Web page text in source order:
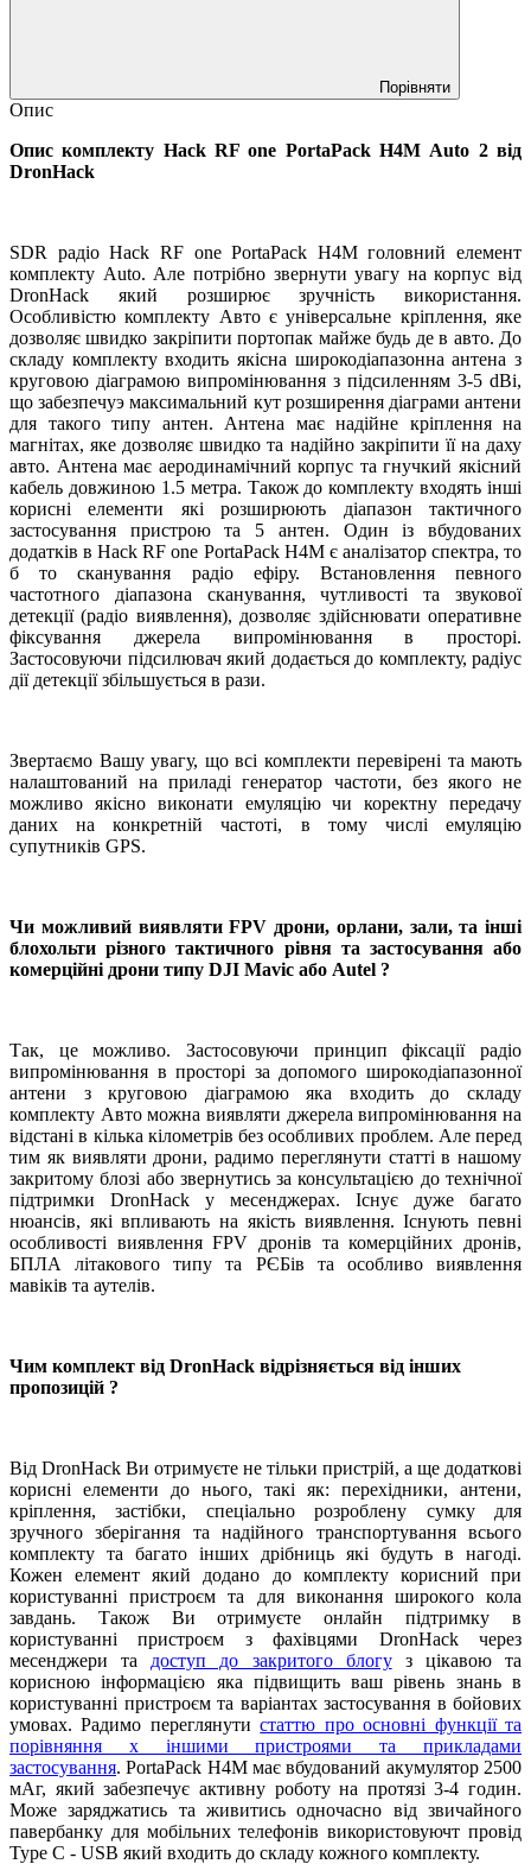
Порівняти
Опис
Опис комплекту Hack RF one PortaPack H4M Auto 2 від
DronHack
SDR радіо Hack RF one PortaPack H4М головний елемент
комплекту Auto. Але потрібно звернути увагу на корпус від
DronHack
який розширює зручність використання.
Особливістю комплекту Авто є універсальне кріплення, яке
дозволяє швидко закріпити портопак майже будь де в авто. До
складу комплекту входить якісна широкодіапазонна антена з
круговою діаграмою випромінювання з підсиленням 3-5 dBi,
що забезпечуэ максимальний кут розширення діаграми антени
для такого типу антен. Антена має надійне кріплення на
магнітах, яке дозволяє швидко та надійно закріпити її на даху
авто. Антена має аеродинамічний корпус та гнучкий якісний
кабель довжиною 1.5 метра. Також до комплекту входять інші
корисні елементи які розширюють діапазон тактичного
застосування пристрою та 5 антен. Один із вбудованих
додатків в Hack RF one PortaPack H4М є аналізатор спектра, то
б то сканування радіо ефіру. Встановлення певного
частотного діапазона сканування, чутливості та звукової
детекції (радіо виявлення), дозволяє здійснювати оперативне
фіксування джерела випромінювання в просторі.
Застосовуючи підсилювач який додається до комплекту, радіус
дії детекції збільшується в рази.
Звертаємо Вашу увагу, що всі комплекти перевірені та мають
налаштований на приладі генератор частоти, без якого не
можливо якісно виконати емуляцію чи коректну передачу
даних на конкретній частоті, в тому числі емуляцію
супутників GPS.
Чи можливий виявлятиFPV дрони, орлани, зали, та інші
блохольти різного тактичного рівня та застосування або
комерційні дрони типу DJI Mavic або Autel ?
Так, це можливо. Застосовуючи принцип фіксації радіо
випромінювання в просторі за допомого широкодіапазонної
антени з круговою діаграмою яка входить до складу
комплекту Авто можна виявляти джерела випромінювання на
відстані в кілька кілометрів без особливих проблем. Але перед
тим як виявляти дрони, радимо переглянути статті в нашому
закритому блозі або звернутись за консультацією до технічної
підтримки DronHack у месенджерах. Існує дуже багато
нюансів, які впливають на якість виявлення. Існують певні
особливості виявленняFPV дронів та комерційних дронів,
БПЛА літакового типу та РЄБів та особливо виявлення
мавіків та аутелів.
Чим комплект від DronHack відрізняється від інших
пропозицій ?
Від DronHack Ви отримуєте не тільки пристрій, а ще додаткові
корисні елементи до нього, такі як: перехідники, антени,
кріплення, застібки, спеціально розроблену сумку для
зручного зберігання та надійного транспортування всього
комплекту та багато інших дрібниць які будуть в нагоді.
Кожен елемент який додано до комплекту корисний при
користуванні пристроєм та для виконання широкого кола
завдань. Також Ви отримуєте онлайн підтримку в
користуванні пристроєм з фахівцями DronHack через
месенджери та доступ до закритого блогуз цікавою та
корисною інформацією яка підвищить ваш рівень знань в
користуванні пристроєм та варіантах застосування в бойових
умовах. Радимо переглянутистаттю про основні функції та
порівняння х іншими пристроями та прикладами
застосування. PortaPack H4M має вбудований акумулятор 2500
мАг, який забезпечує активну роботу на протязі 3-4 годин.
Може заряджатись та живитись одночасно від звичайного
павербанку для мобільних телефонів використовуючт провід
Type C - USB який входить до складу кожного комплекту.